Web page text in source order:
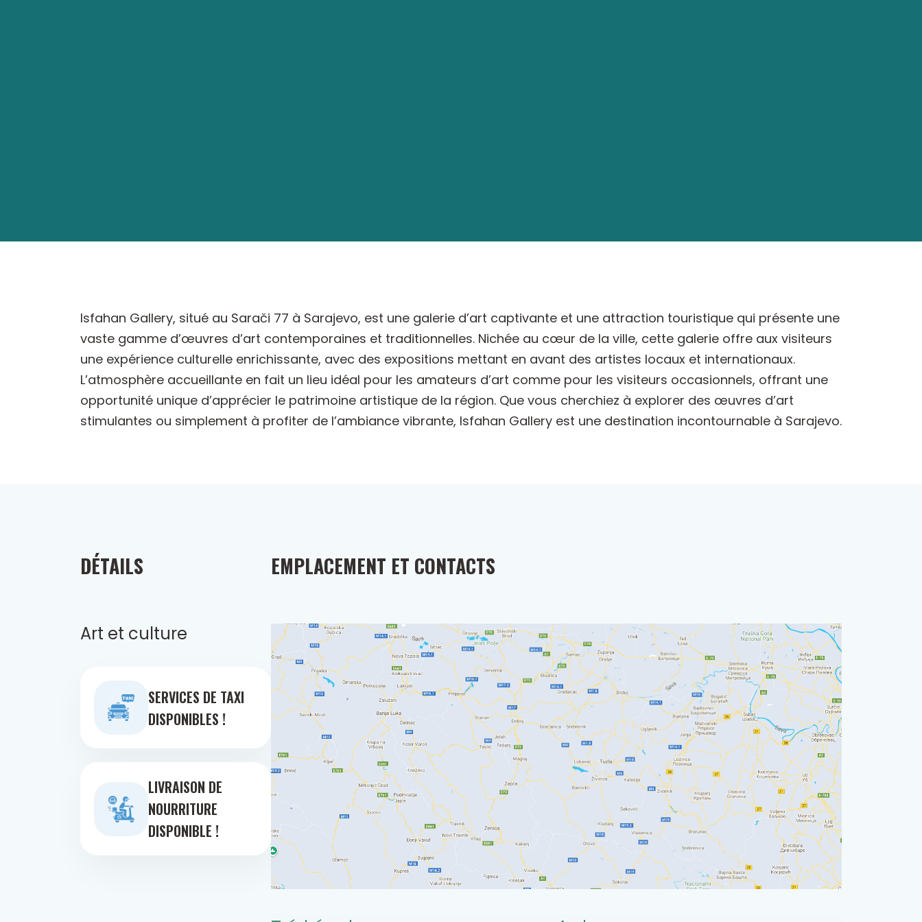
Isfahan Gallery, situé au Sarači 77 à Sarajevo, est une galerie d’art captivante et une attraction touristique qui présente une
vaste gamme d’œuvres d’art contemporaines et traditionnelles. Nichée au cœur de la ville, cette galerie offre aux visiteurs
une expérience culturelle enrichissante, avec des expositions mettant en avant des artistes locaux et internationaux.
L’atmosphère accueillante en fait un lieu idéal pour les amateurs d’art comme pour les visiteurs occasionnels, offrant une
opportunité unique d’apprécier le patrimoine artistique de la région. Que vous cherchiez à explorer des œuvres d’art
stimulantes ou simplement à profiter de l’ambiance vibrante, Isfahan Gallery est une destination incontournable à Sarajevo.
DÉTAILS
Art et culture
SERVICES DE TAXI
DISPONIBLES !
LIVRAISON DE
NOURRITURE
DISPONIBLE !
EMPLACEMENT ET CONTACTS